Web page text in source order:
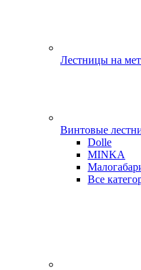
Лестницы на
Винтовые
Dolle
MINKA
Все